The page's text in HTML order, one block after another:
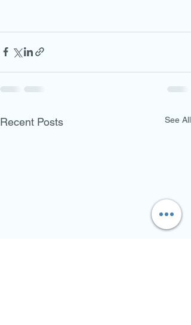
Recent Posts See All